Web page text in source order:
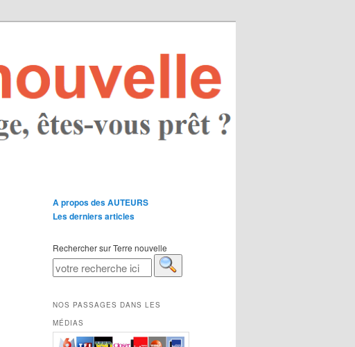
A propos des AUTEURS
Les derniers articles
Rechercher sur Terre nouvelle
NOS PASSAGES DANS LES
MÉDIAS